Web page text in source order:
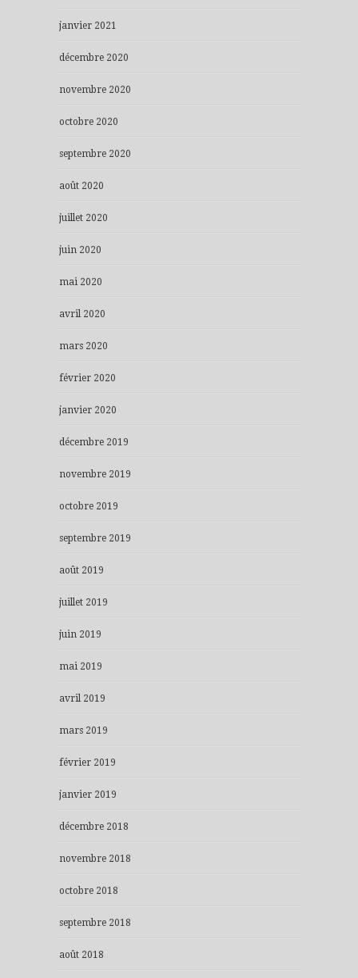
janvier 2021
décembre 2020
novembre 2020
octobre 2020
septembre 2020
août 2020
juillet 2020
juin 2020
mai 2020
avril 2020
mars 2020
février 2020
janvier 2020
décembre 2019
novembre 2019
octobre 2019
septembre 2019
août 2019
juillet 2019
juin 2019
mai 2019
avril 2019
mars 2019
février 2019
janvier 2019
décembre 2018
novembre 2018
octobre 2018
septembre 2018
août 2018